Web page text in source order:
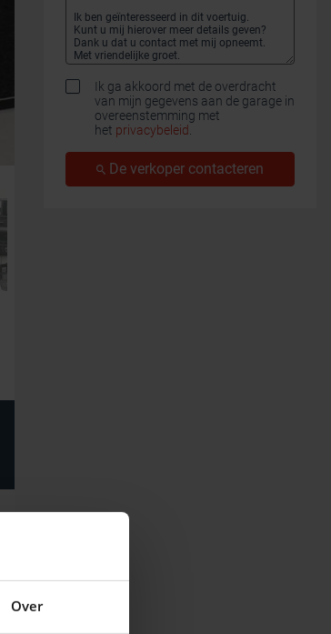
Over
Ik ga akkoord met de overdracht
van mijn gegevens aan de garage in
overeenstemming met
het privacybeleid
De verkoper contacteren